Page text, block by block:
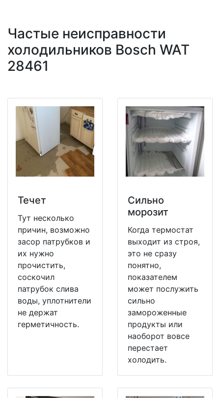
Частые неисправности
холодильников Bosch WAT
28461
Течет
Тут несколько
причин, возможно
засор патрубков и
их нужно
прочистить,
соскочил
патрубок слива
воды, уплотнители
не держат
герметичность.
Сильно
морозит
Когда термостат
выходит из строя,
это не сразу
понятно,
показателем
может послужить
сильно
замороженные
продукты или
наоборот вовсе
перестает
холодить.